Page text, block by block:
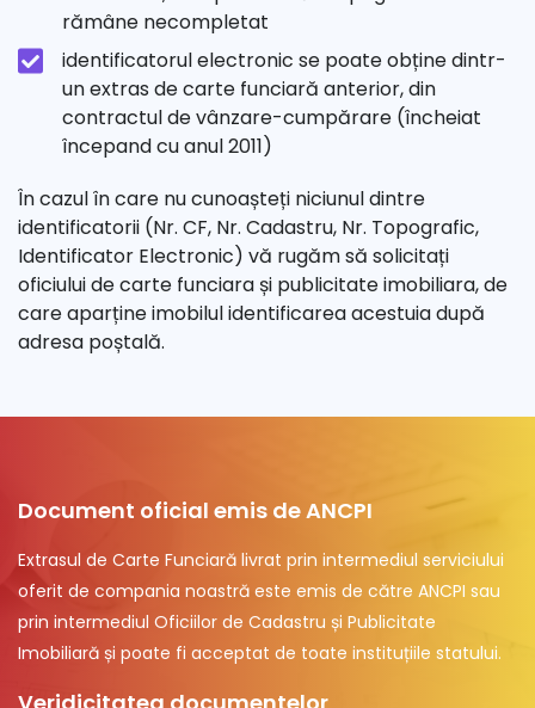
rămâne necompletat
identificatorul electronic se poate obține dintr-
un extras de carte funciară anterior, din
contractul de vânzare-cumpărare (încheiat
începand cu anul 2011)
În cazul în care nu cunoașteți niciunul dintre
identificatorii (Nr. CF, Nr. Cadastru, Nr. Topografic,
Identificator Electronic) vă rugăm să solicitați
oficiului de carte funciara și publicitate imobiliara, de
care aparține imobilul identificarea acestuia după
adresa poștală.
Document oficial emis de ANCPI
Extrasul de Carte Funciară livrat prin intermediul serviciului
oferit de compania noastră este emis de către ANCPI sau
prin intermediul Oficiilor de Cadastru și Publicitate
Imobiliară și poate fi acceptat de toate instituțiile statului.